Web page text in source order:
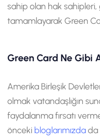
sahip olan hak
tamamlayarak Green
Green Card Ne Gibi
Amerika Birleşik
olmak vatandaşlığın
faydalanma fırsatı
önceki bloglarımızdada